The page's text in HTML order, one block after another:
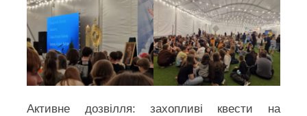
Активне дозвілля: захопливі квести на